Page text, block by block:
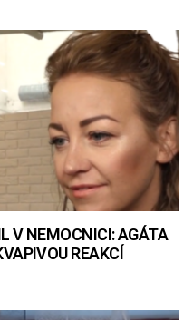
V NEMOCNICI: AGÁTA
REAKCÍ